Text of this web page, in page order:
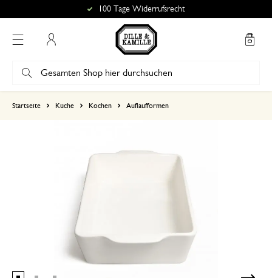
100 Tage Widerrufsrecht
Startseite Küche Kochen Auflaufformen